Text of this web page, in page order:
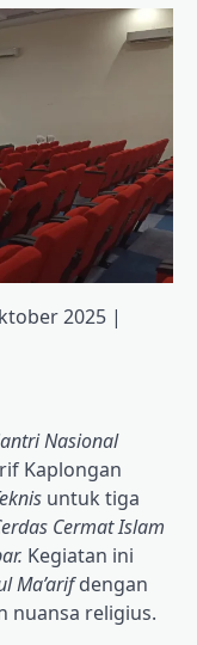
2025 |
Nasional
Kaplongan
untuk tiga
Cermat Islam
Kegiatan ini
Ma’arifdengan
nuansa religius.